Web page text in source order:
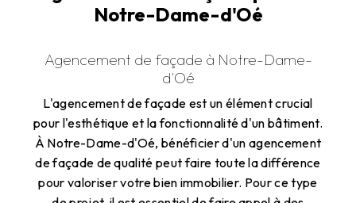
Notre-Dame-d'Oé
Agencement de façade à Notre-Dame-
d'Oé
L'agencement de façade est un élément crucial
pour l'esthétique et la fonctionnalité d'un bâtiment.
À Notre-Dame-d'Oé, bénéficier d'un agencement
de façade de qualité peut faire toute la différence
pour valoriser votre bien immobilier. Pour ce type